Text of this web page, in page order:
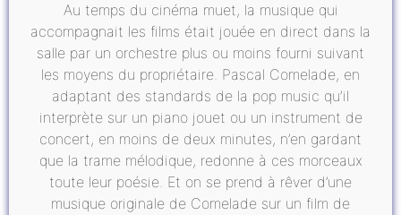
Au temps du cinéma muet, la musique qui
accompagnait les films était jouée en direct dans la
salle par un orchestre plus ou moins fourni suivant
les moyens du propriétaire. Pascal Comelade, en
adaptant des standards de la pop music qu’il
interprète sur un piano jouet ou un instrument de
concert, en moins de deux minutes, n’en gardant
que la trame mélodique, redonne à ces morceaux
toute leur poésie. Et on se prend à rêver d’une
musique originale de Comelade sur un film de